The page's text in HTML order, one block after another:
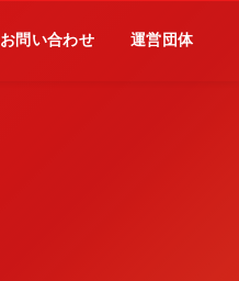
お問い合わせ 運営団体